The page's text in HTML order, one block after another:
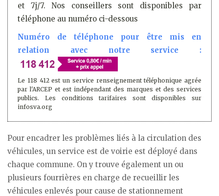
et 7j/7. Nos conseillers sont disponibles par
téléphone au numéro ci-dessous
Numéro de téléphone pour être mis en
relation avec notre service :
Le 118 412 est un service renseignement téléphonique agrée
par l'ARCEP et est indépendant des marques et des services
publics. Les conditions tarifaires sont disponibles sur
infosva.org
Pour encadrer les problèmes liés à la circulation des
véhicules, un service est de voirie est déployé dans
chaque commune. On y trouve également un ou
plusieurs fourrières en charge de recueillir les
véhicules enlevés pour cause de stationnement